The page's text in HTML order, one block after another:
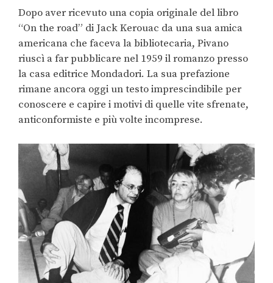
Dopo aver ricevuto una copia originale del libro
“On the road” di Jack Kerouac da una sua amica
americana che faceva la bibliotecaria, Pivano
riuscì a far pubblicare nel 1959 il romanzo presso
la casa editrice Mondadori. La sua prefazione
rimane ancora oggi un testo imprescindibile per
conoscere e capire i motivi di quelle vite sfrenate,
anticonformiste e più volte incomprese.